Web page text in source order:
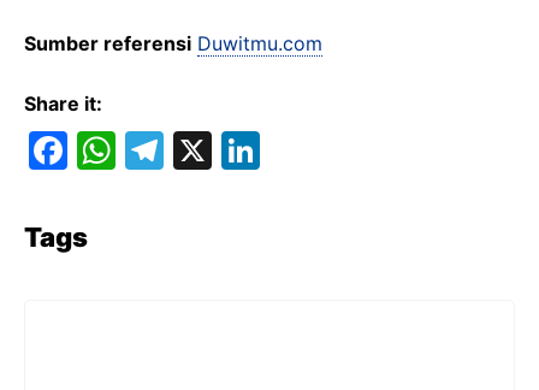
Sumber referensi Duwitmu.com
Share it:
F
c
e
W T
X
Tags